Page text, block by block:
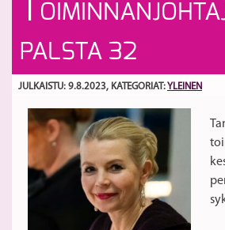
PALSTA 32
JULKAISTU: 9.8.2023, KATEGORIAT: YLEINEN